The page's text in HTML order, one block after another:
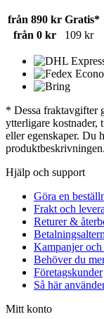
från 890 kr Gratis*
från 0 kr
109 kr
* Dessa fraktavgifter
ytterligare kostnader,
eller egenskaper. Du
produktbeskrivningen.
Hjälp och support
Göra en
Frakt och
Returer &
Kampanjer och
Behöver du
Företagskunder
Så här
Mitt konto